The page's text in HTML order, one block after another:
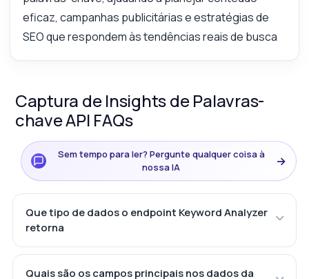
eficaz, campanhas publicitárias e estratégias de
SEO que respondem às tendências reais de busca
Captura de Insights de Palavras-
chave API FAQs
Sem tempo para ler? Pergunte qualquer coisa à
nossa IA
→
Que tipo de dados o endpoint Keyword Analyzer
retorna
Quais são os campos principais nos dados da